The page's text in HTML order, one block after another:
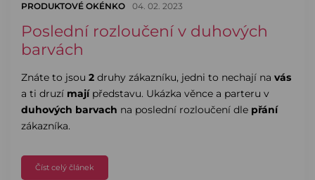
PRODUKTOVÉ OKÉNKO 04. 02. 2023
Poslední rozloučení v duhových
barvách
Znáte to jsou 2 druhy zákazníku, jedni to nechají na vás
a ti druzí majípředstavu. Ukázka věnce a parteru v
duhových barvach na poslední rozloučení dle přání
zákazníka.
Číst celý článek